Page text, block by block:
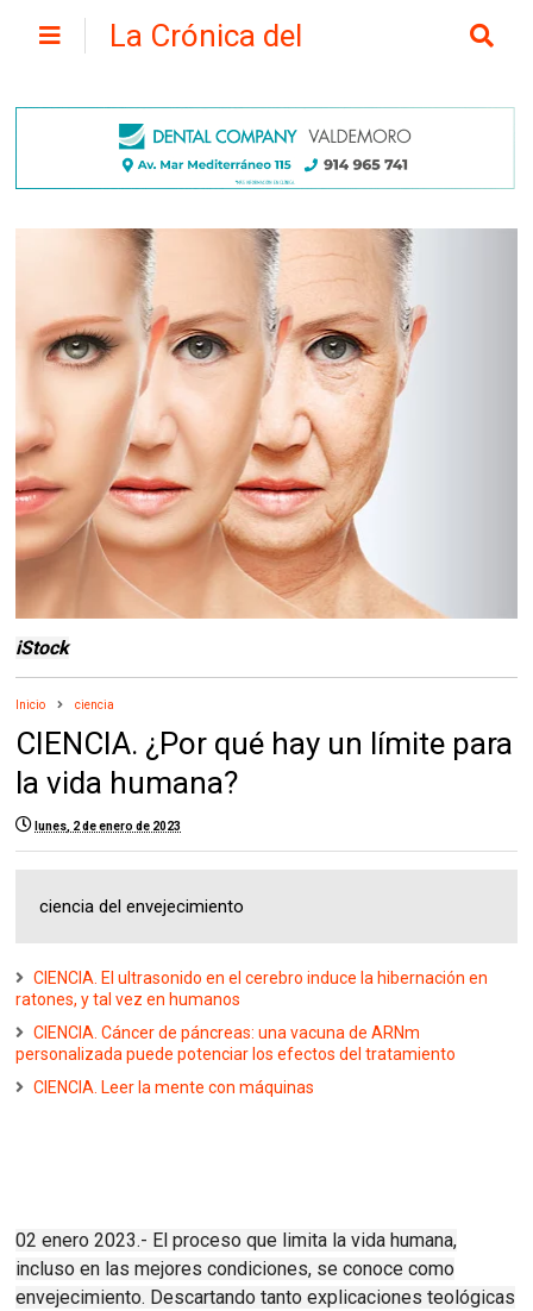
La Crónica del
iStock
Inicio ciencia
CIENCIA. ¿Por qué hay un límite para
la vida humana?
lunes, 2 de enero de 2023
ciencia del envejecimiento
CIENCIA. El ultrasonido en el cerebro induce la hibernación en
ratones, y tal vez en humanos
CIENCIA. Cáncer de páncreas: una vacuna de ARNm
personalizada puede potenciar los efectos del tratamiento
CIENCIA. Leer la mente con máquinas
02 enero 2023.- El proceso que limita la vida humana,
incluso en las mejores condiciones, se conoce como
envejecimiento. Descartando tanto explicaciones teológicas